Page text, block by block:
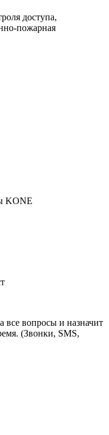
доступа,
пожарная
KONE
все вопросы и назначит
(Звонки, SMS,